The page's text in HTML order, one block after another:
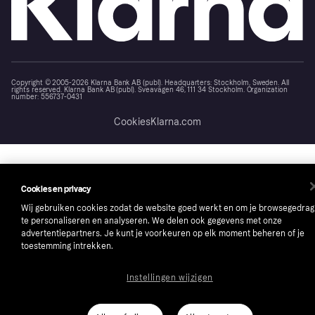
Copyright © 2005-2026 Klarna Bank AB (publ). Headquarters: Stockholm, Sweden. All
rights reserved. Klarna Bank AB (publ). Sveavägen 46, 111 34 Stockholm. Organization
number: 556737-0431
CookiesKlarna.com
Cookies en privacy
Wij gebruiken cookies zodat de website goed werkt en om je browsegedrag
te personaliseren en analyseren. We delen ook gegevens met onze
advertentiepartners. Je kunt je voorkeuren op elk moment beheren of je
toestemming intrekken.
Instellingen wijzigen